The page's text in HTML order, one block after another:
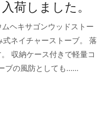
荷しました。
ヘキサゴンウッドストー
ネイチャーストーブ。 落
収納ケース付きで軽量コ
ブの風防としても…...